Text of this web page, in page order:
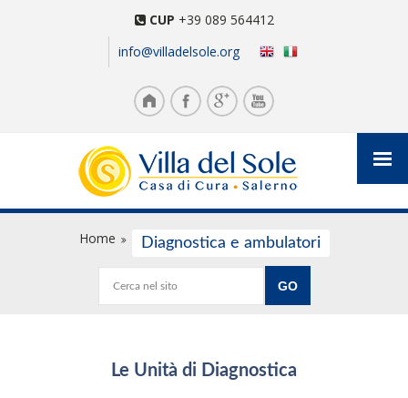
CUP +39 089 564412
info@villadelsole.org
Home Diagnostica e ambulatori
Le Unità di Diagnostica